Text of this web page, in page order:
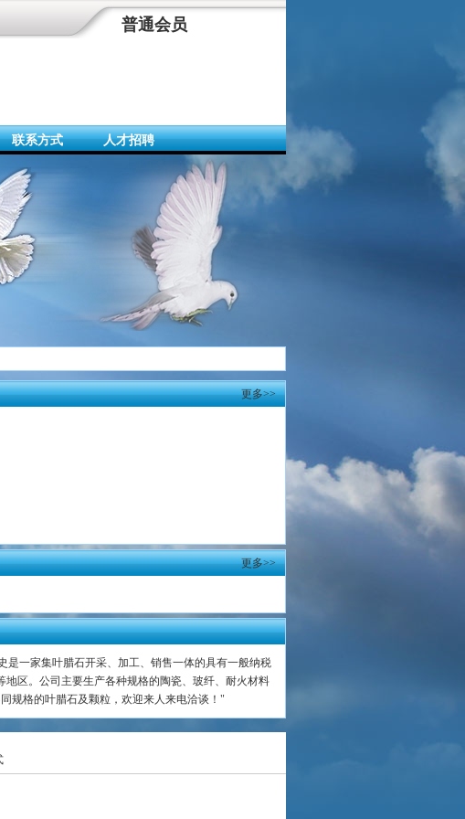
普通会员
联系方式 人才招聘
更多>>
更多>>
是一家集叶腊石开采、加工、销售一体的具有一般纳税
区。公司主要生产各种规格的陶瓷、玻纤、耐火材料
规格的叶腊石及颗粒，欢迎来人来电洽谈！"